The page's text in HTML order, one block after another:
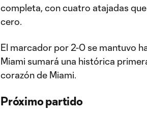
completa, con cuatro atajadas
cero.
El marcador por 2-0 se mantuvo
Miami sumará una histórica
corazón de Miami.
Próximo partido